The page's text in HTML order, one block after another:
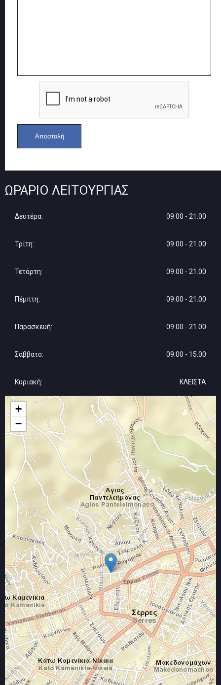
ΩΡΆΡΙΟ ΛΕΙΤΟΥΡΓΊΑΣ
Δευτέρα: 09.00 - 21.00
Τρίτη: 09.00 - 21.00
Τετάρτη: 09.00 - 21.00
Πέμπτη: 09.00 - 21.00
Παρασκευή: 09.00 - 21.00
Σάββατο: 09.00 - 15.00
Κυριακή: ΚΛΕΙΣΤΑ
+
−